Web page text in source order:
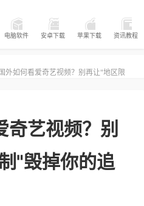
电脑软件 安卓下载 苹果下载 资讯教程
外如何看爱奇艺视频？别再让"地区限
奇艺视频？别
"毁掉你的追